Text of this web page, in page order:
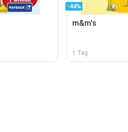
-44%
m&m's
1 Tag